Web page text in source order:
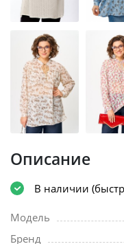
Описание
В наличии
Модель
Бренд